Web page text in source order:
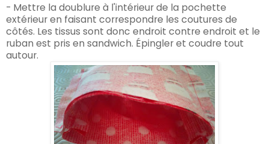
- Mettre la doublure à l'intérieur de la pochette
extérieur en faisant correspondre les coutures de
côtés. Les tissus sont donc endroit contre endroit et le
ruban est pris en sandwich. Épingler et coudre tout
autour.